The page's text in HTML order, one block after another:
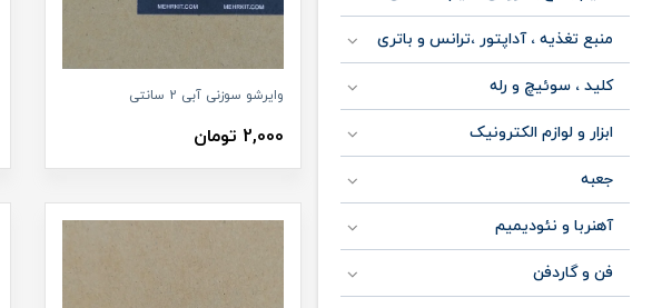
منبع تغذیه ، آداپتور ،ترانس و باتری
کلید ، سوئیچ و رله
ابزار و لوازم الکترونیک
جعبه
آهنربا و نئودیمیم
فن و گاردفن
وایرشو سوزنی آبی 2 سانتی
2,000 تومان